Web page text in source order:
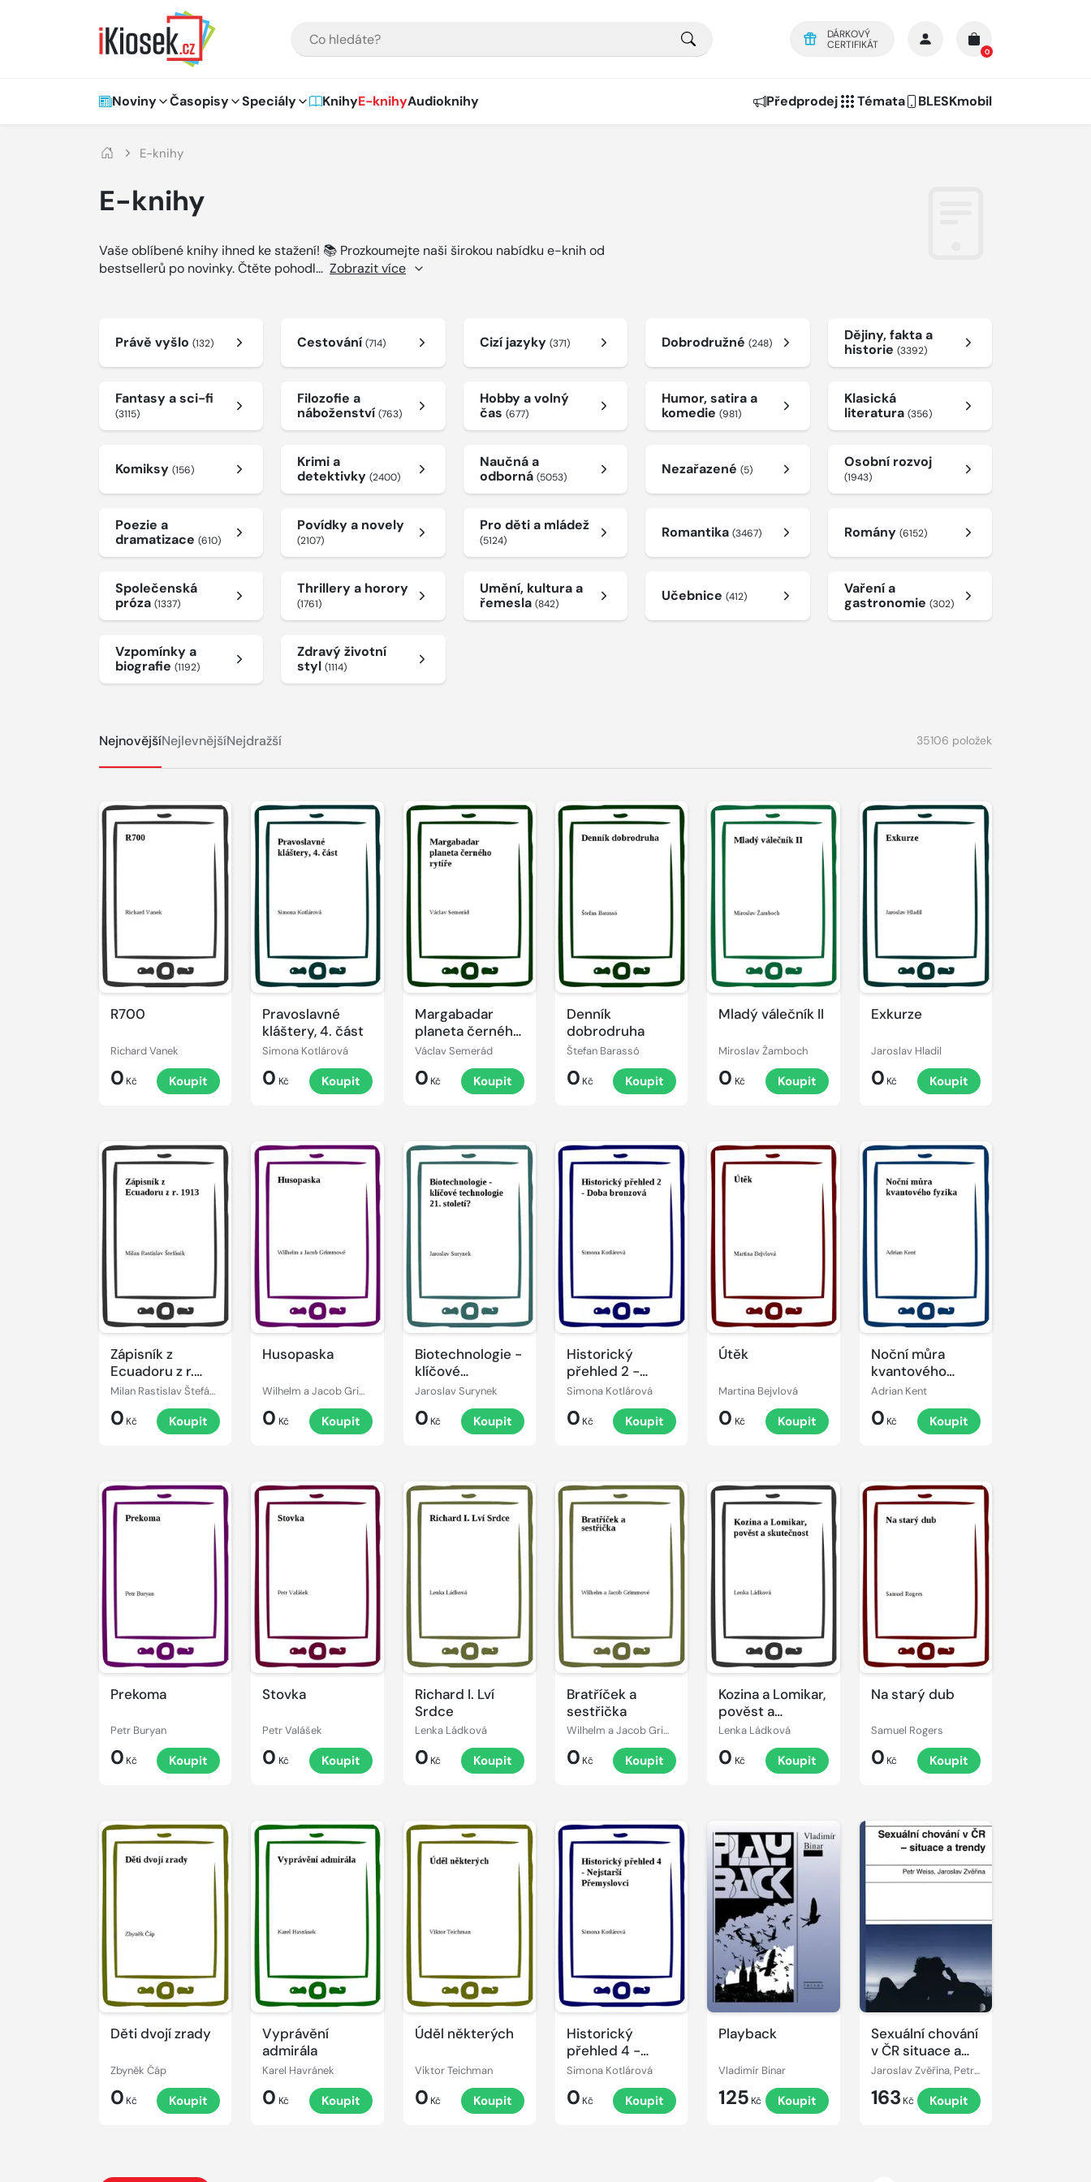
DÁRKOVÝ
CERTIFIKÁT
0
Hlavní navigace
Noviny Časopisy Speciály KnihyE-knihyAudioknihy Předprodej Témata BLESKmobil
E-knihy
E-knihy
Vaše oblíbené knihy ihned ke stažení! 📚 Prozkoumejte naši širokou nabídku e-knih od
bestsellerů po novinky. Čtěte pohodl... Zobrazit více
Právě vyšlo (132) Cestování(714) Cizí jazyky (371) Dobrodružné(248)
Dějiny, fakta a
historie (3392)
Fantasy a sci-fi
(3115)
Filozofie a
náboženství(763)
Hobby a volný
čas (677)
Humor, satira a
komedie(981)
Klasická
literatura (356)
Komiksy (156)
Krimi a
detektivky(2400)
Naučná a
odborná (5053) Nezařazené(5) Osobní rozvoj
(1943)
Poezie a
dramatizace (610)
Povídky a novely
(2107)
Pro děti a mládež
(5124) Romantika(3467) Romány (6152)
Společenská
próza (1337)
Thrillery a horory
(1761)
Umění, kultura a
řemesla (842) Učebnice(412)
Vaření a
gastronomie (302)
Vzpomínky a
biografie (1192)
Zdravý životní
styl(1114)
NejnovějšíNejlevnějšíNejdražší 35106 položek
R700
Richard Vanek
0 Kč Koupit
Pravoslavné
kláštery, 4. část
Simona Kotlárová
0 Kč Koupit
Margabadar
planeta černého
rytíře
Václav Semerád
0 Kč Koupit
Denník
dobrodruha
Štefan Barassó
0 Kč Koupit
Mladý válečník II
Miroslav Žamboch
0 Kč Koupit
Exkurze
Jaroslav Hladil
0 Kč Koupit
Zápisník z
Ecuadoru z r.
1913
Milan Rastislav Štefánik
0 Kč Koupit
Husopaska
Wilhelm a Jacob Grimmové
0 Kč Koupit
Biotechnologie -
klíčové
technologie 21.
Jaroslav Surynek
0 Kč Koupit
Historický
přehled 2 -
Doba bronzová
Simona Kotlárová
0 Kč Koupit
Útěk
Martina Bejvlová
0 Kč Koupit
Noční můra
kvantového
fyzika
Adrian Kent
0 Kč Koupit
Prekoma
Petr Buryan
0 Kč Koupit
Stovka
Petr Valášek
0 Kč Koupit
Richard I. Lví
Srdce
Lenka Ládková
0 Kč Koupit
Bratříček a
sestřička
Wilhelm a Jacob Grimmové
0 Kč Koupit
Kozina a Lomikar,
pověst a
skutečnost
Lenka Ládková
0 Kč Koupit
Na starý dub
Samuel Rogers
0 Kč Koupit
Děti dvojí zrady
Zbyněk Čáp
0 Kč Koupit
Vyprávění
admirála
Karel Havránek
0 Kč Koupit
Úděl některých
Viktor Teichman
0 Kč Koupit
Historický
přehled 4 -
Nejstarší
Přemyslovci
Simona Kotlárová
0 Kč Koupit
Playback
Vladimír Binar
125 Kč Koupit
Sexuální chování
v ČR situace a
trendy
Jaroslav Zvěřina, Petr Weiss
163 Kč Koupit